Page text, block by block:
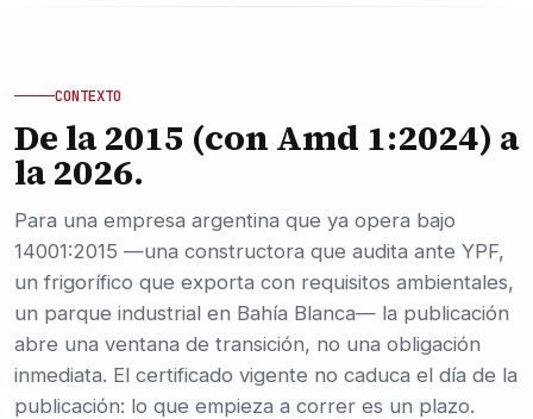
CONTEXTO
De la 2015 (con Amd 1:2024) a
la 2026.
Para una empresa argentina que ya opera bajo
14001:2015 —una constructora que audita ante YPF,
un frigorífico que exporta con requisitos ambientales,
un parque industrial en Bahía Blanca— la publicación
abre una ventana de transición, no una obligación
inmediata. El certificado vigente no caduca el día de la
publicación: lo que empieza a correr es un plazo.